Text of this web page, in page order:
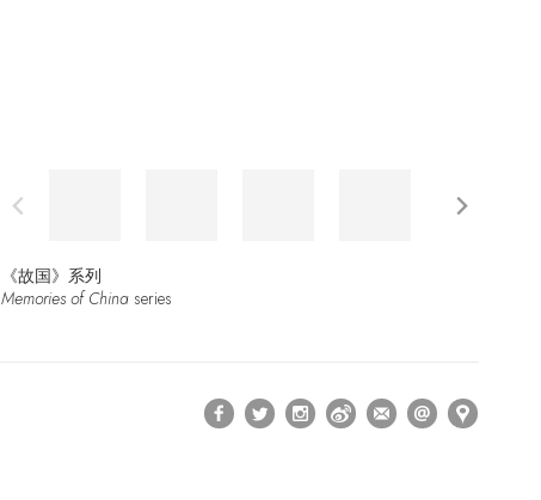
《故国》系列
Memories of China series